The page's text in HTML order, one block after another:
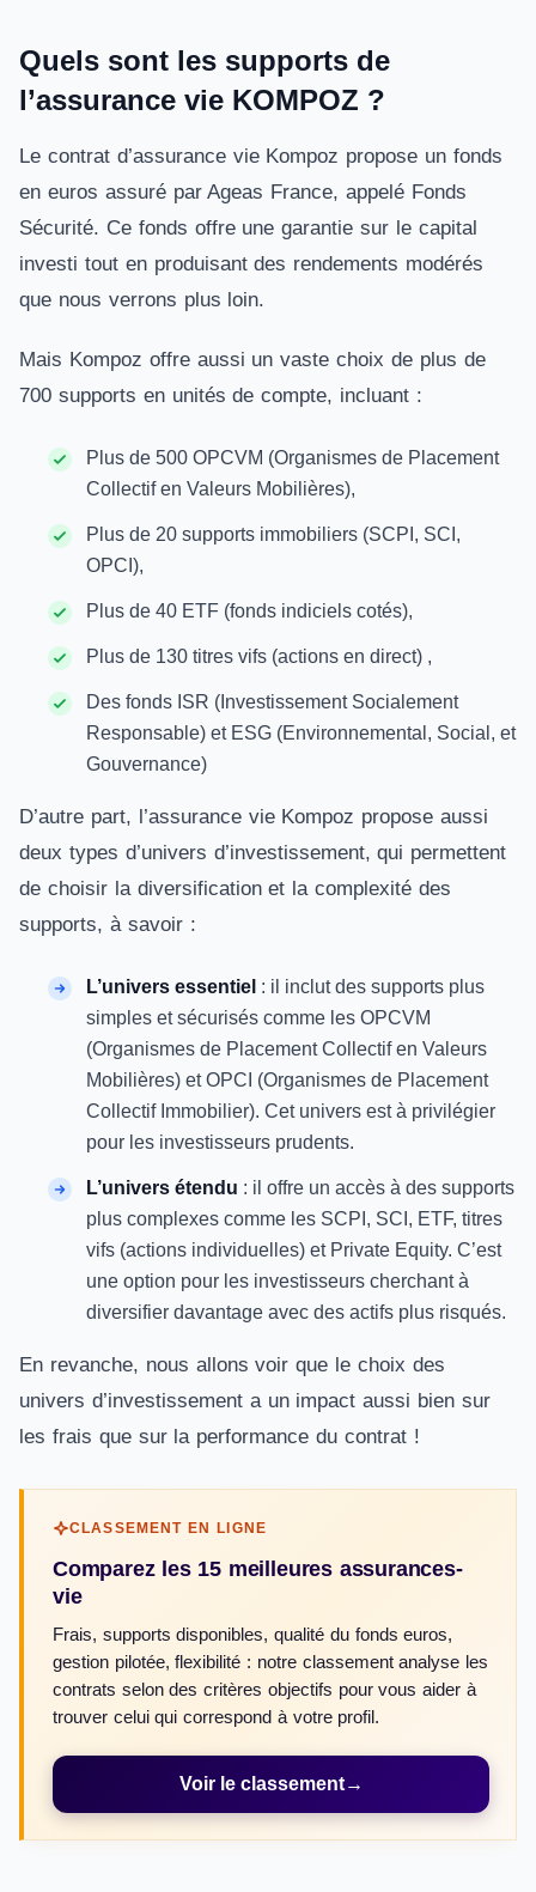
Quels sont les supports de
l’assurance vie KOMPOZ ?
Le contrat d’assurance vie Kompoz propose un fonds
en euros assuré par Ageas France, appelé Fonds
Sécurité. Ce fonds offre une garantie sur le capital
investi tout en produisant des rendements modérés
que nous verrons plus loin.
Mais Kompoz offre aussi un vaste choix de plus de
700 supports en unités de compte, incluant :
Plus de 500 OPCVM (Organismes de Placement
Collectif en Valeurs Mobilières),
Plus de 20 supports immobiliers (SCPI, SCI,
OPCI),
Plus de 40 ETF (fonds indiciels cotés),
Plus de 130 titres vifs (actions en direct) ,
Des fonds ISR (Investissement Socialement
Responsable) et ESG (Environnemental, Social, et
Gouvernance)​
D’autre part, l’assurance vie Kompoz propose aussi
deux types d’univers d’investissement, qui permettent
de choisir la diversification et la complexité des
supports, à savoir :
L’univers essentiel : il inclut des supports plus
simples et sécurisés comme les OPCVM
(Organismes de Placement Collectif en Valeurs
Mobilières) et OPCI (Organismes de Placement
Collectif Immobilier). Cet univers est à privilégier
pour les investisseurs prudents.
L’univers étendu : il offre un accès à des supports
plus complexes comme les SCPI, SCI, ETF, titres
vifs (actions individuelles) et Private Equity. C’est
une option pour les investisseurs cherchant à
diversifier davantage avec des actifs plus risqués.
En revanche, nous allons voir que le choix des
univers d’investissement a un impact aussi bien sur
les frais que sur la performance du contrat !
CLASSEMENT EN LIGNE
Comparez les 15 meilleures assurances-
vie
Frais, supports disponibles, qualité du fonds euros,
gestion pilotée, flexibilité : notre classement analyse les
contrats selon des critères objectifs pour vous aider à
trouver celui qui correspond à votre profil.
Voir le classement→